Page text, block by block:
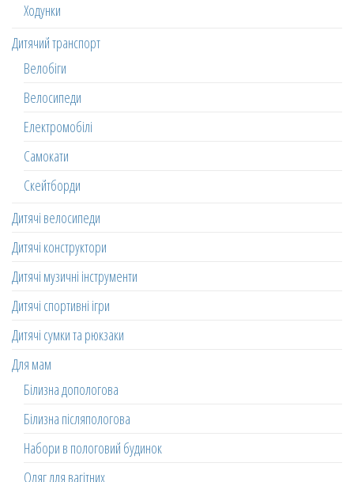
Ходунки
Дитячий транспорт
Велобіги
Велосипеди
Електромобілі
Самокати
Скейтборди
Дитячі велосипеди
Дитячі конструктори
Дитячі музичні інструменти
Дитячі спортивні ігри
Дитячі сумки та рюкзаки
Для мам
Білизна допологова
Білизна післяпологова
Набори в пологовий будинок
Одяг для вагітних